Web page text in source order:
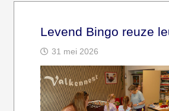
Levend Bingo reuze
31 mei 2026